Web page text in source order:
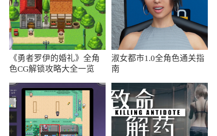
一血，前期打不过总指挥、科多。中期易被秒
兽族→斧王：肉，被动群体伤害，克制总指
挥，被控制期间触发被动无伤害，后期帅不过3
秒，只能对付前期人海
兽族→掠夺者精锐：偷钱，攻城伤害，但3个
都很难拆下山岭，在半途就被杀了
兽族→掠命者：复活7秒，半肉半输出，前期
强，打不过牛头
《勇者罗伊的婚礼》全角
色CG解锁攻略大全一览
淑女都市1.0全角色通关指
南